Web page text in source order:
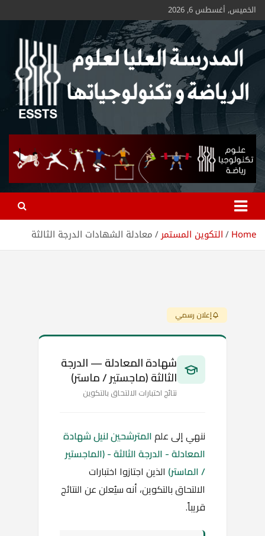
الخميس, أغسطس 6, 2026
ESSTS
Home التكوين المستمر معادلة الشهادات الدرجة الثالثة
إعلان رسمي
شهادة المعادلة — الدرجة
الثالثة (ماجستير / ماستر)
نتائج اختبارات الالتحاق بالتكوين
ننهي إلى علمالمترشحين لنيل شهادة
المعادلة - الدرجة الثالثة - (الماجستير
/ الماستر) الذين اجتازوا اختبارات
الالتحاق بالتكوين، أنه سيُعلن عن النتائج
قريباً.